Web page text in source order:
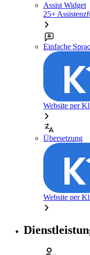
Assist Widget
25+
Einfache
Website per
Übersetzung
Website per